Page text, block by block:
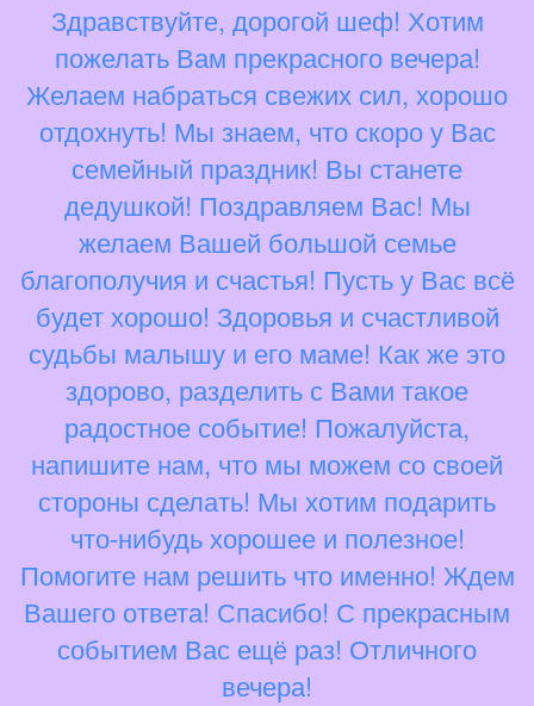
Здравствуйте, дорогой шеф! Хотим
пожелать Вам прекрасного вечера!
Желаем набраться свежих сил, хорошо
отдохнуть! Мы знаем, что скоро у Вас
семейный праздник! Вы станете
дедушкой! Поздравляем Вас! Мы
желаем Вашей большой семье
благополучия и счастья! Пусть у Вас всё
будет хорошо! Здоровья и счастливой
судьбы малышу и его маме! Как же это
здорово, разделить с Вами такое
радостное событие! Пожалуйста,
напишите нам, что мы можем со своей
стороны сделать! Мы хотим подарить
что-нибудь хорошее и полезное!
Помогите нам решить что именно! Ждем
Вашего ответа! Спасибо! С прекрасным
событием Вас ещё раз! Отличного
вечера!